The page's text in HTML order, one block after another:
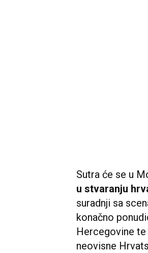
Sutra će se u
u stvaranju
suradnji sa
konačno
Hercegovine te
neovisne